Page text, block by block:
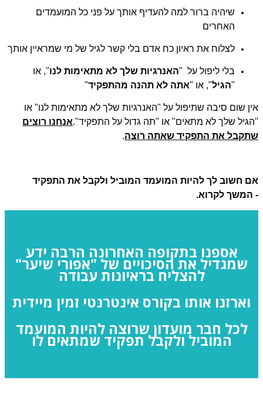
שיהיה ברור למה להעדיף אותך על פני כל המועמדים
האחרים
לצלוח את ראיון כח אדם בלי קשר לגיל של מי שמראיין אותך
בלי ליפול על "האנרגיות שלך לא מתאימות לנו", או
הגיל", או "אתה לא תהנה מהתפקיד"
שום סיבה שתיפול על "האנרגיות שלך לא מתאימות לנו" או
שלך לא מתאים" או "תה גדול על התפקיד".אנחנו רוצים
את התפקיד שאתה רוצה.
חשוב לך להיות המועמד המוביל ולקבל את התפקיד
המשך לקרוא.
אספנו בתקופה האחרונה הרבה ידע
שמגדיל את הסיכויים של "אפורי שיער"
להצליחבראיונות עבודה
וארזנואותו בקורס אינטרנטי זמין מיידית
לכל חבר מועדון שרוצה להיות המועמד
המוביל ולקבל תפקיד שמתאים לו